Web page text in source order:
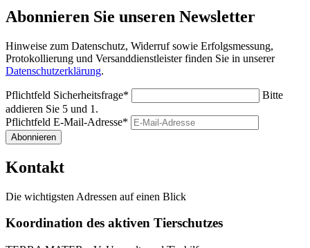
Abonnieren Sie unseren Newsletter
Hinweise zum Datenschutz, Widerruf sowie Erfolgsmessung,
Protokollierung und Versanddienstleister finden Sie in unserer
Datenschutzerklärung.
Pflichtfeld Sicherheitsfrage*
Bitte
addieren Sie 5 und 1.
Pflichtfeld E-Mail-Adresse*
Abonnieren
Kontakt
Die wichtigsten Adressen auf einen Blick
Koordination des aktiven Tierschutzes